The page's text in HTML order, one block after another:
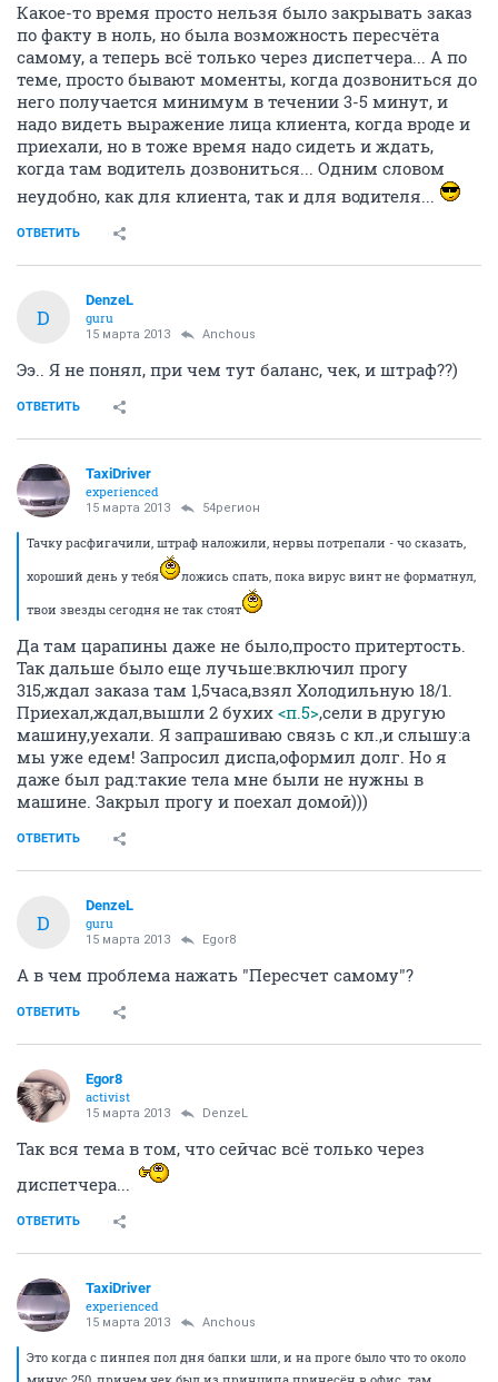
Какое-то время просто нельзя было закрывать заказ
по факту в ноль, но была возможность пересчёта
самому, а теперь всё только через диспетчера... А по
теме, просто бывают моменты, когда дозвониться до
него получается минимум в течении 3-5 минут, и
надо видеть выражение лица клиента, когда вроде и
приехали, но в тоже время надо сидеть и ждать,
когда там водитель дозвониться... Одним словом
неудобно, как для клиента, так и для водителя...
ОТВЕТИТЬ
D
DenzeL
guru
15 марта 2013 Anchous
Ээ.. Я не понял, при чем тут баланс, чек, и штраф??)
ОТВЕТИТЬ
TaxiDriver
experienced
15 марта 2013 54регион
Тачку расфигачили, штраф наложили, нервы потрепали - чо сказать,
хороший день у тебя
ложись спать, пока вирус винт не форматнул,
твои звезды сегодня не так стоят
Да там царапины даже не было,просто притертость.
Так дальше было еще лучьше:включил прогу
315,ждал заказа там 1,5часа,взял Холодильную 18/1.
Приехал,ждал,вышли 2 бухих <п.5>,сели в другую
машину,уехали. Я запрашиваю связь с кл.,и слышу:а
мы уже едем! Запросил диспа,оформил долг. Но я
даже был рад:такие тела мне были не нужны в
машине. Закрыл прогу и поехал домой)))
ОТВЕТИТЬ
D
DenzeL
guru
15 марта 2013 Egor8
А в чем проблема нажать "Пересчет самому"?
ОТВЕТИТЬ
Egor8
activist
15 марта 2013 DenzeL
Так вся тема в том, что сейчас всё только через
диспетчера...
ОТВЕТИТЬ
TaxiDriver
experienced
15 марта 2013 Anchous
Это когда с пинпея пол дня бапки шли, и на проге было что то около